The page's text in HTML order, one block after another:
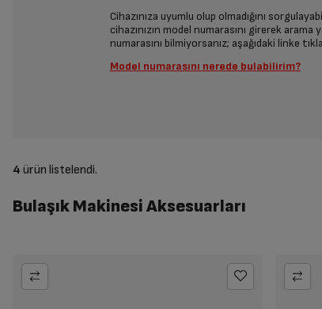
Cihazınıza uyumlu olup olmadığını
cihazınızın model numarasını girerek arama
numarasını bilmiyorsanız; aşağıdaki linke
Model numarasını nerede bulabilirim?
4 ürün listelendi.
Bulaşık Makinesi Aksesuarları